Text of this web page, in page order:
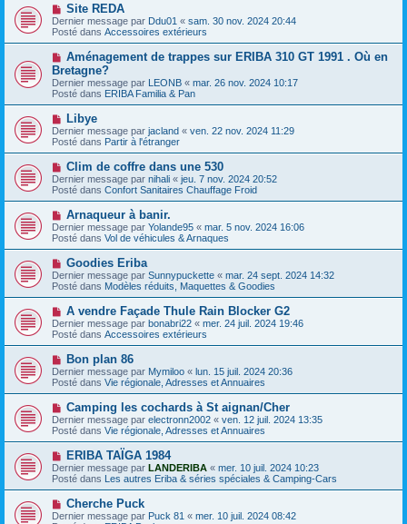
es
s
a
g
a
u
m
e
s
s
a
g
e
N
o
u
v
a
u
m
e
s
s
a
g
e
Site REDA
Dernier message par Ddu01 « sam. 30 nov. 2024 20:44
Posté dans Accessoires extérieurs
N
u
v
e
a
m
e
s
s
g
e
Aménagement de trappes sur ERIBA 310 GT 1991 . Où en
Bretagne?
Dernier message par LEONB « mar. 26 nov. 2024 10:17
Posté dans ERIBA Familia & Pan
N
o
u
v
a
u
m
e
s
s
a
g
e
Libye
Dernier message par jacland « ven. 22 nov. 2024 11:29
Posté dans Partir à l'étranger
N
o
u
v
a
u
m
e
s
s
a
g
Clim de coffre dans une 530
Dernier message par nihali « jeu. 7 nov. 2024 20:52
Posté dans Confort Sanitaires Chauffage Froid
N
o
u
v
a
u
m
e
s
s
a
g
e
Arnaqueur à banir.
Dernier message par Yolande95 « mar. 5 nov. 2024 16:06
Posté dans Vol de véhicules & Arnaques
N
o
u
v
a
u
m
e
s
a
g
e
Goodies Eriba
Dernier message par Sunnypuckette « mar. 24 sept. 2024 14:32
Posté dans Modèles réduits, Maquettes & Goodies
N
o
u
v
e
a
u
m
e
s
s
a
g
e
A vendre Façade Thule Rain Blocker G2
Dernier message par bonabri22 « mer. 24 juil. 2024 19:46
Posté dans Accessoires extérieurs
N
o
u
v
a
u
m
e
s
a
g
e
Bon plan 86
Dernier message par Mymiloo « lun. 15 juil. 2024 20:36
Posté dans Vie régionale, Adresses et Annuaires
N
o
u
v
e
a
u
m
e
s
s
Camping les cochards à St aignan/Cher
Dernier message par electronn2002 « ven. 12 juil. 2024 13:35
Posté dans Vie régionale, Adresses et Annuaires
N
o
u
v
a
u
ERIBA TAÏGA 1984
Dernier message par LANDERIBA « mer. 10 juil. 2024 10:23
Posté dans Les autres Eriba & séries spéciales & Camping-Cars
N
o
Cherche Puck
Dernier message par Puck 81 « mer. 10 juil. 2024 08:42